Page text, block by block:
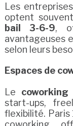
Les
optent
bail 3-6-9,
avantageuses
selon leurs
Espaces de
Le coworking
start-ups,
flexibilité. Paris